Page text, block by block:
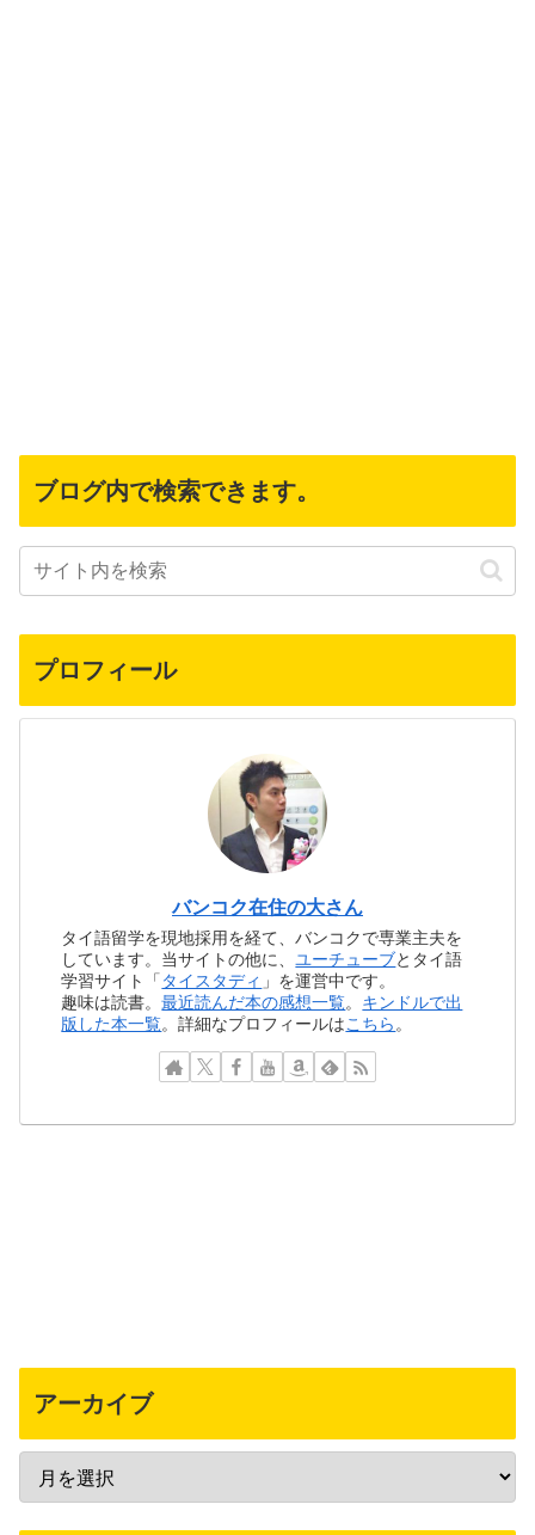
ブログ内で検索できます。
プロフィール
バンコク在住の大さん
タイ語留学を現地採用を経て、バンコクで専業主夫を
しています。当サイトの他に、 ユーチューブとタイ語
学習サイト「 タイスタディ 」を運営中です。
趣味は読書。最近読んだ本の感想一覧。 キンドルで出
版した本一覧。詳細なプロフィールはこちら 。
アーカイブ